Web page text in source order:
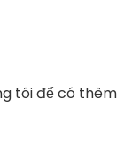
tôi để có thêm